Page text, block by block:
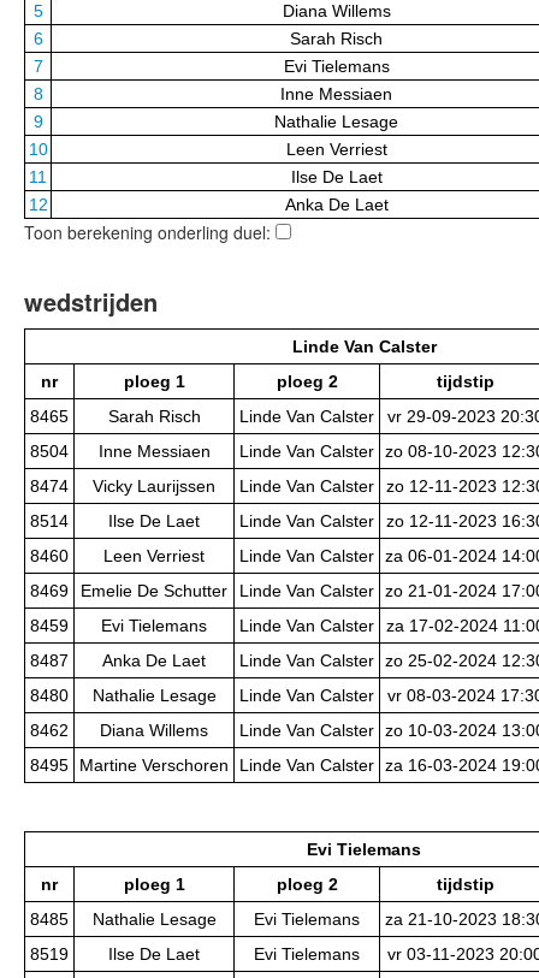
5
Diana Willems
6
Sarah Risch
7
Evi Tielemans
8
Inne Messiaen
9
Nathalie Lesage
10
Leen Verriest
11
Ilse De Laet
12
Anka De Laet
Toon berekening onderling duel:
wedstrijden
Linde Van Calster
nr
ploeg 1 ploeg 2
tijdstip
8465
Sarah Risch Linde Van Calster
vr 29-09-2023
8504
Inne Messiaen Linde Van Calster zo 08-10-2023
8474
Vicky Laurijssen Linde Van Calster
zo 12-11-2023
8514
Ilse De Laet Linde Van Calster
zo 12-11-2023
8460
Leen Verriest Linde Van Calster za 06-01-2024
8469
Emelie De Schutter Linde Van Calster zo 21-01-2024
8459
Evi Tielemans Linde Van Calster
za 17-02-2024
8487
Anka De Laet Linde Van Calster zo 25-02-2024
8480
Nathalie Lesage Linde Van Calster
vr 08-03-2024
8462
Diana Willems Linde Van Calster zo 10-03-2024
8495
Martine Verschoren Linde Van Calster za 16-03-2024
Evi Tielemans
nr
ploeg 1 ploeg 2
tijdstip
8485
Nathalie Lesage Evi Tielemans
za 21-10-2023
8519
Ilse De Laet Evi Tielemans
vr 03-11-2023